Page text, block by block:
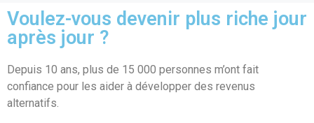
ce
b
o
o
k
ail at
s
A
p
ta
er
Voulez-vous devenir plus riche jour
après jour ?
Depuis 10 ans, plus de 15 000 personnes m’ont fait
confiance pour les aider à développer des revenus
alternatifs.